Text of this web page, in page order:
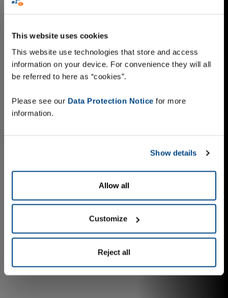
This website uses cookies
This website use technologies that store and access
information on your device. For convenience they will all
be referred to here as “cookies”.
Please see our Data Protection Notice for more
information.
Show details
Allow all
Customize
Reject all